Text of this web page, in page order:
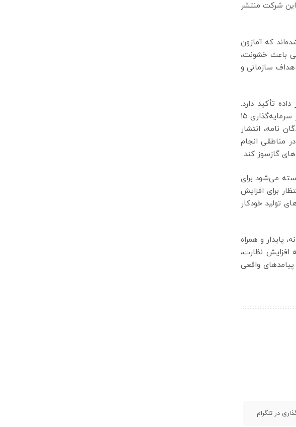
شرکت منتشر
که آمازون
باعث خشونت،
سازمانی و
تأکید دارد.
آمازون قصد دارد طی ۱۵ سال آینده حدود ۱۵۰ میلیارد دلار برای ساخت مراکز داده هزینه کند و اخیرا نیز از سرمایه‌گذاری ۱۵
نامه، انتشار
در مناطقی انجام
گازسوز کند.
می‌شود برای
برای افزایش
تولید خودکار
پایدار و همراه
افزایش نظارت،
پیامدهای واقعی
در تلگرام